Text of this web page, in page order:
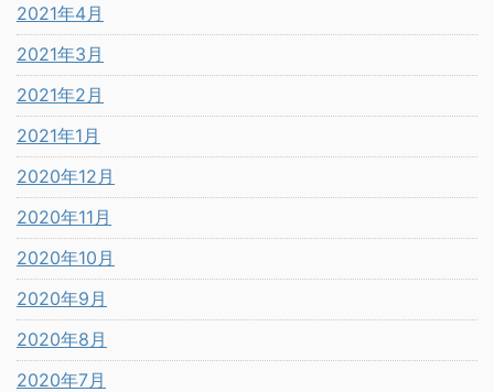
2021年4月
2021年3月
2021年2月
2021年1月
2020年12月
2020年11月
2020年10月
2020年9月
2020年8月
2020年7月